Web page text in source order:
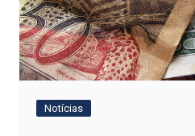
Notícias